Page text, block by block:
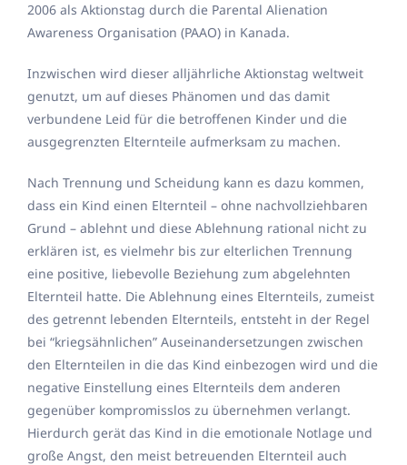
2006 als Aktionstag durch die Parental Alienation
Awareness Organisation (PAAO) in Kanada.
Inzwischen wird dieser alljährliche Aktionstag weltweit
genutzt, um auf dieses Phänomen und das damit
verbundene Leid für die betroffenen Kinder und die
ausgegrenzten Elternteile aufmerksam zu machen.
Nach Trennung und Scheidung kann es dazu kommen,
dass ein Kind einen Elternteil – ohne nachvollziehbaren
Grund – ablehnt und diese Ablehnung rational nicht zu
erklären ist, es vielmehr bis zur elterlichen Trennung
eine positive, liebevolle Beziehung zum abgelehnten
Elternteil hatte. Die Ablehnung eines Elternteils, zumeist
des getrennt lebenden Elternteils, entsteht in der Regel
bei “kriegsähnlichen” Auseinandersetzungen zwischen
den Elternteilen in die das Kind einbezogen wird und die
negative Einstellung eines Elternteils dem anderen
gegenüber kompromisslos zu übernehmen verlangt.
Hierdurch gerät das Kind in die emotionale Notlage und
große Angst, den meist betreuenden Elternteil auch